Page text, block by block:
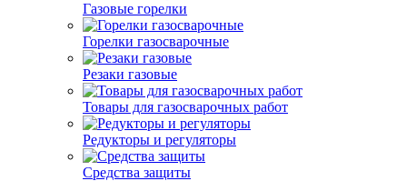
Газовые горелки
Горелки газосварочные
Резаки газовые
Товары для газосварочных работ
Редукторы и регуляторы
Средства защиты